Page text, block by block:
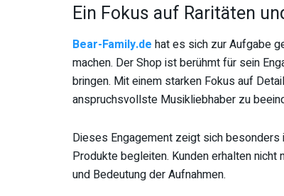
Ein Fokus auf Raritäten
Bear-Family.de hat es sich zur Aufgabe
machen. Der Shop ist berühmt für sein
bringen. Mit einem starken Fokus auf
anspruchsvollste Musikliebhaber zu
Dieses Engagement zeigt sich besonders
Produkte begleiten. Kunden erhalten
und Bedeutung der Aufnahmen.